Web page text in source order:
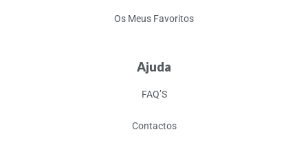
Os Meus Favoritos
Ajuda
FAQ’S
Contactos